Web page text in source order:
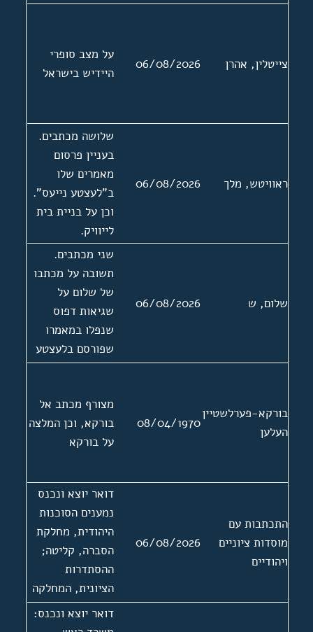
רובינשטיין.
פשוט", "די מעשה
צייטלין, אהרן 06/08/2026
על מצב סופרי
היידיש בישראל
ראוויטש, מלך 06/08/2026
שלושה מכתבים.
בעניין פרסום
מאמרים שלו
ב"לעצטע נייעס".
וכן על בניית בית
לייוויק.
שלום, ש 06/08/2026
שני מכתבים.
תשובה על מכתבו
של שלום על
שגיאות דפוס
שנפלו במאמרו
שפורסם בלעצטע
נייעס
בורקא-פערלשטיין
העלען
08/04/1970
מצורף מכתב אל
בורקא, וכן המלצה
על בורקא
התכתבות עם
מוסדות ציוניים
ויהודיים
06/08/2026
דואר יוצא ונכנס
נמענים הסוכנות
היהודית, מחלקת
הסברה, קליטה;
ההסתדרות
הציונית, המחלקה
המדינת של הוועד
הפועל; הנוגרס
דואר יוצא ונכנס: